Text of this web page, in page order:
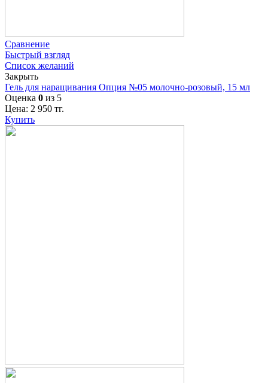
Сравнение
Быстрый взгляд
Список желаний
Закрыть
Гель для наращивания Опция №05 молочно-розовый, 15 мл
Оценка 0 из 5
Цена: 2 950 тг.
Купить